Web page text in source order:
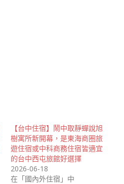
【台中住宿】鬧中取靜蟬說旭
樹寓所新開幕，是東海商圈旅
遊住宿或中科商務住宿皆適宜
的台中西屯旅館好選擇
2026-06-18
在「國內外住宿」中